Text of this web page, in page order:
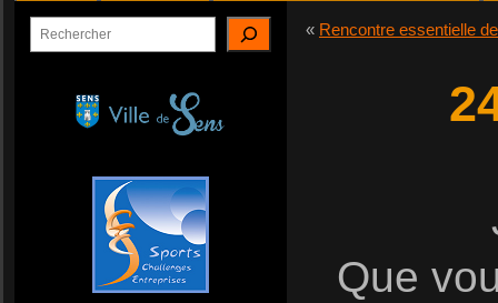
Rechercher
« Rencontre essentielle
Que